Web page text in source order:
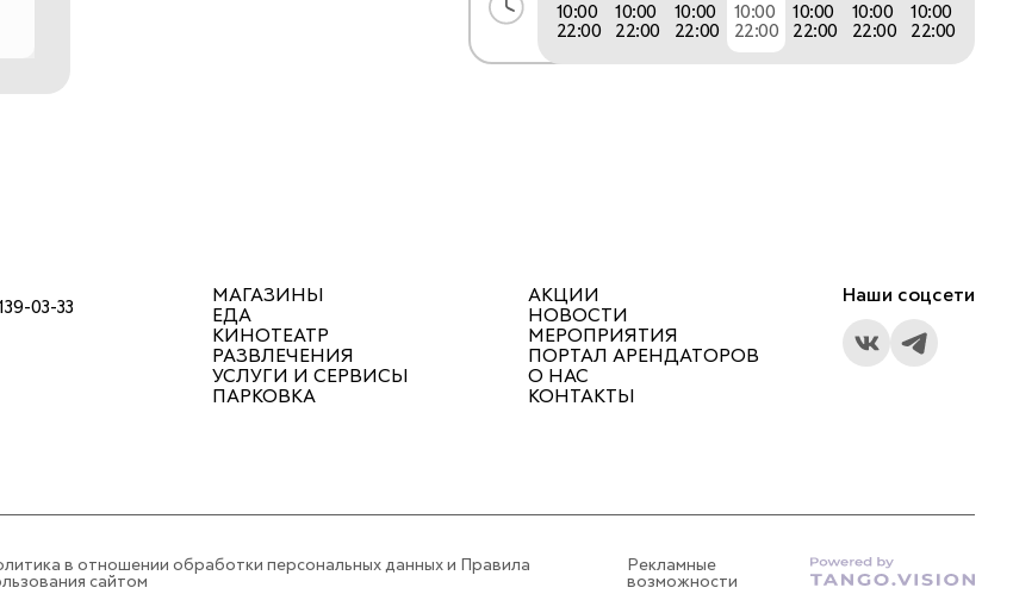
10:00
22:00
10:00
22:00
10:00
22:00
10:00
22:00
10:00
22:00
10:00
22:00
10:00
22:00
03-33
МАГАЗИНЫ
ЕДА
КИНОТЕАТР
РАЗВЛЕЧЕНИЯ
УСЛУГИ И СЕРВИСЫ
ПАРКОВКА
АКЦИИ
НОВОСТИ
МЕРОПРИЯТИЯ
ПОРТАЛ АРЕНДАТОРОВ
О НАС
КОНТАКТЫ
Наши соцсети
в отношении обработки персональных данных и Правила
сайтом
Рекламные
возможности